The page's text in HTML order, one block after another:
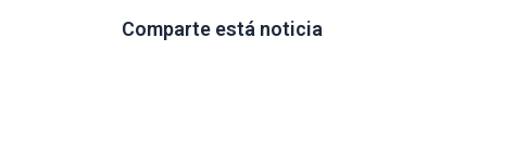
Comparte está noticia